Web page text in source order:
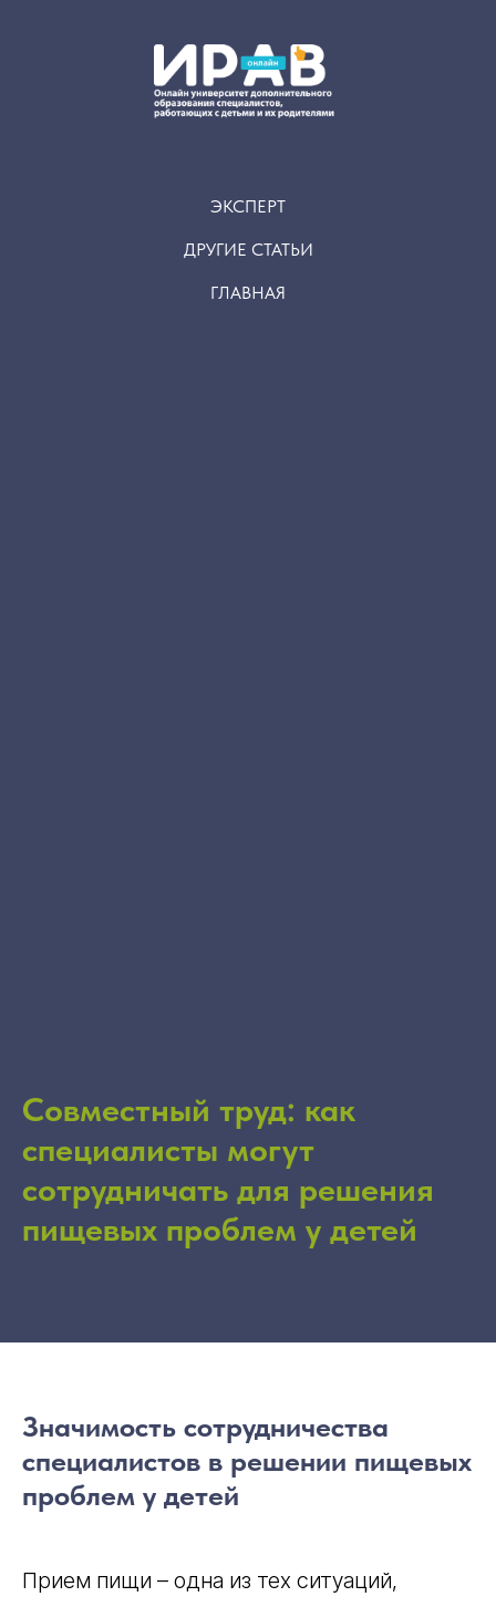
ЭКСПЕРТ
ДРУГИЕ СТАТЬИ
ГЛАВНАЯ
Совместный труд: как
специалисты могут
сотрудничать для решения
пищевых проблем у детей
Значимость сотрудничества
специалистов в решении пищевых
проблем у детей
Прием пищи – одна из тех ситуаций,